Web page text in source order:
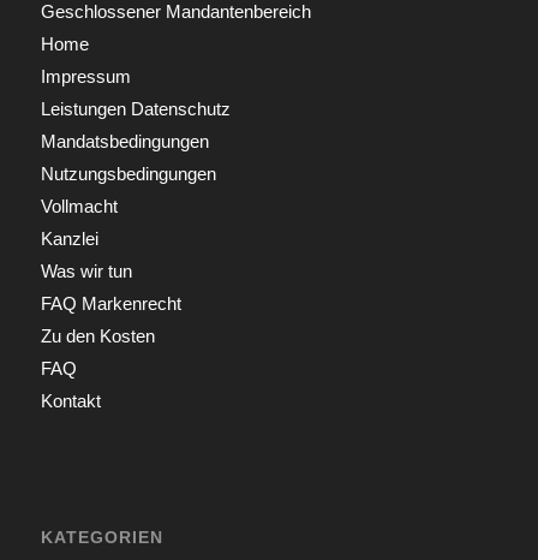
Geschlossener Mandantenbereich
Home
Impressum
Leistungen Datenschutz
Mandatsbedingungen
Nutzungsbedingungen
Vollmacht
Kanzlei
Was wir tun
FAQ Markenrecht
Zu den Kosten
FAQ
Kontakt
KATEGORIEN